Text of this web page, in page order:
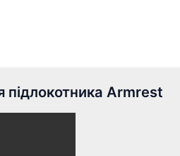
підлокотника Armrest